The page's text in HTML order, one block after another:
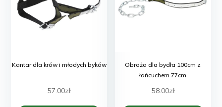
Kantar dla krów i młodych byków
57.00zł
Obroża dla bydła 100cm z
łańcuchem 77cm
58.00zł